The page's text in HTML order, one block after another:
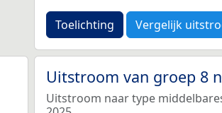
Toelichting Vergelijk
Uitstroom van groep 8
Uitstroom naar type